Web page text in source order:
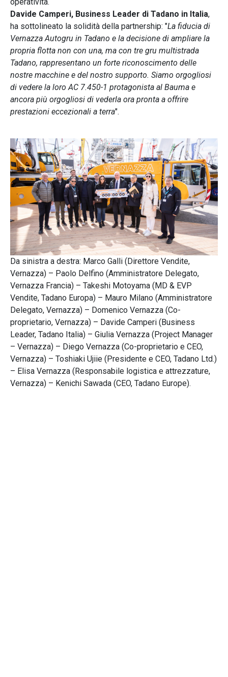
Davide Camperi, Business Leader di Tadano in Italia,
ha sottolineato la solidità della partnership: "La fiducia di
Vernazza Autogru in Tadano e la decisione di ampliare la
propria flotta non con una, ma con tre gru multistrada
Tadano, rappresentano un forte riconoscimento delle
nostre macchine e del nostro supporto. Siamo orgogliosi
di vedere la loro AC 7.450-1 protagonista al Bauma e
ancora più orgogliosi di vederla ora pronta a offrire
prestazioni eccezionali a terra".
Da sinistra a destra: Marco Galli (Direttore Vendite,
Vernazza) – Paolo Delfino (Amministratore Delegato,
Vernazza Francia) – Takeshi Motoyama (MD & EVP
Vendite, Tadano Europa) – Mauro Milano (Amministratore
Delegato, Vernazza) – Domenico Vernazza (Co-
proprietario, Vernazza) – Davide Camperi (Business
Leader, Tadano Italia) – Giulia Vernazza (Project Manager
– Vernazza) – Diego Vernazza (Co-proprietario e CEO,
Vernazza) – Toshiaki Ujiie (Presidente e CEO, Tadano Ltd.)
– Elisa Vernazza (Responsabile logistica e attrezzature,
Vernazza) – Kenichi Sawada (CEO, Tadano Europe).